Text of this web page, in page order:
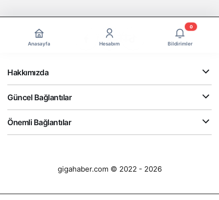
Anasayfa Hesabım Bildirimler
0
Hakkımızda
Güncel Bağlantılar
Önemli Bağlantılar
gigahaber.com © 2022 - 2026